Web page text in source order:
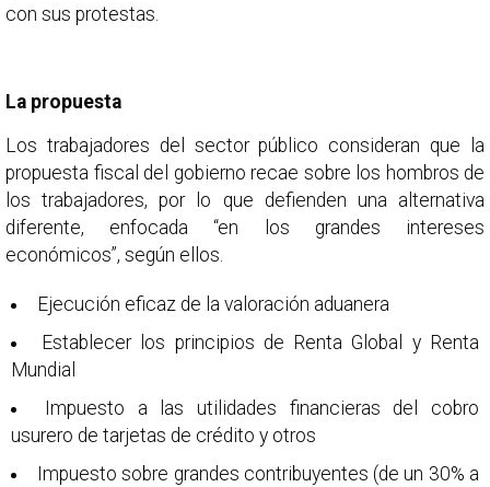
con sus protestas.
La propuesta
Los trabajadores del sector público consideran que la
propuesta fiscal del gobierno recae sobre los hombros de
los trabajadores, por lo que defienden una alternativa
diferente, enfocada “en los grandes intereses
económicos”, según ellos.
Ejecución eficaz de la valoración aduanera
Establecer los principios de Renta Global y Renta
Mundial
Impuesto a las utilidades financieras del cobro
usurero de tarjetas de crédito y otros
Impuesto sobre grandes contribuyentes (de un 30% a